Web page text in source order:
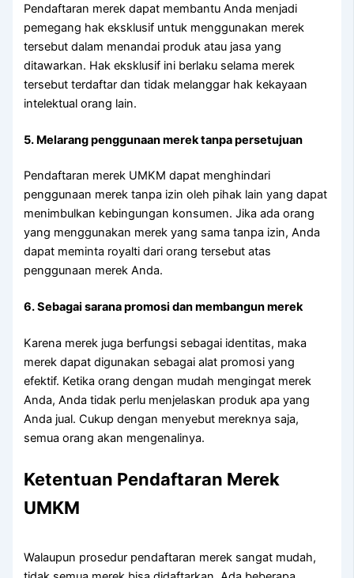
Pendaftaran merek dapat membantu Anda menjadi
pemegang hak eksklusif untuk menggunakan merek
tersebut dalam menandai produk atau jasa yang
ditawarkan. Hak eksklusif ini berlaku selama merek
tersebut terdaftar dan tidak melanggar hak kekayaan
intelektual orang lain.
5. Melarang penggunaan merek tanpa persetujuan
Pendaftaran merek UMKM dapat menghindari
penggunaan merek tanpa izin oleh pihak lain yang dapat
menimbulkan kebingungan konsumen. Jika ada orang
yang menggunakan merek yang sama tanpa izin, Anda
dapat meminta royalti dari orang tersebut atas
penggunaan merek Anda.
6. Sebagai sarana promosi dan membangun merek
Karena merek juga berfungsi sebagai identitas, maka
merek dapat digunakan sebagai alat promosi yang
efektif. Ketika orang dengan mudah mengingat merek
Anda, Anda tidak perlu menjelaskan produk apa yang
Anda jual. Cukup dengan menyebut mereknya saja,
semua orang akan mengenalinya.
Ketentuan Pendaftaran Merek
UMKM
Walaupun prosedur pendaftaran merek sangat mudah,